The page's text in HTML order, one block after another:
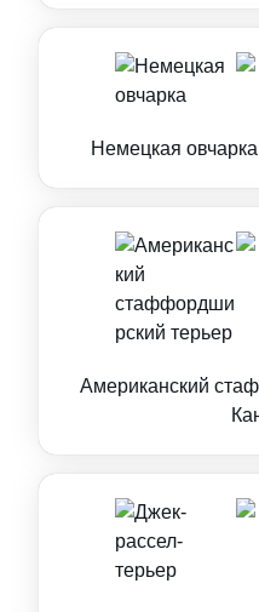
Немецкая овчарка
Американский